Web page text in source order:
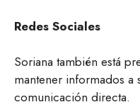
Redes Sociales
Soriana también está
mantener informados a
comunicación directa.